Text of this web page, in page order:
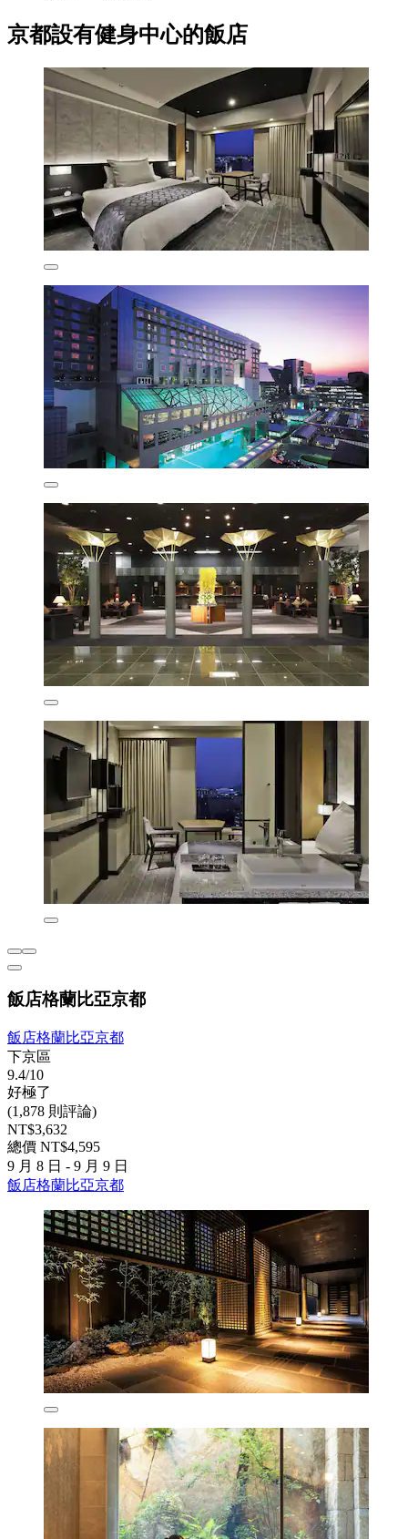
京都設有健身中心的飯店
飯店格蘭比亞京都
飯店格蘭比亞京都
下京區
9.4/10
好極了
(1,878 則評論)
NT$3,632
總價 NT$4,595
9 月 8 日 - 9 月 9 日
飯店格蘭比亞京都